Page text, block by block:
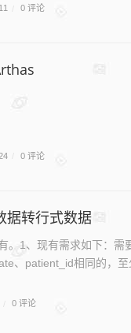
0 评论
0 评论
据转行式数据
。1、现有需求如下：需
、patient_id相同的，至
0 评论